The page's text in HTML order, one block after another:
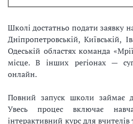
Школі достатньо подати заявку
Дніпропетровській, Київській,
Одеській областях команда
місце. В інших регіонах —
онлайн.
Повний запуск школи займає
Увесь процес включає
інтерактивний курс для вчителів